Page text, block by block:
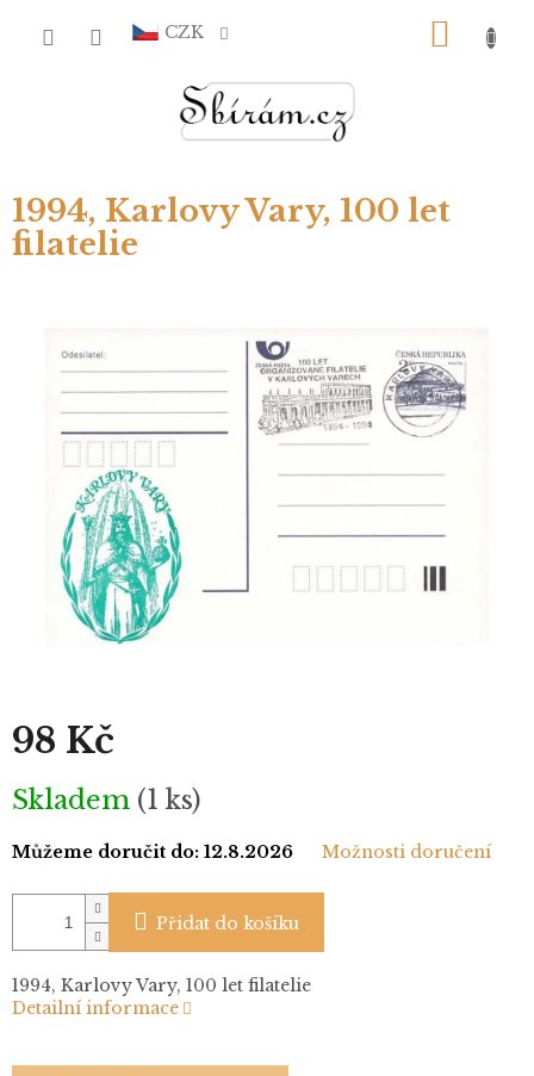
CZK
1994, Karlovy Vary, 100 let
filatelie
98 Kč
Měrná
cena:
Skladem (1 ks)
Můžeme doručit do: 12.8.2026 Možnosti doručení
Přidat do košíku
1994, Karlovy Vary, 100 let filatelie
Detailní informace